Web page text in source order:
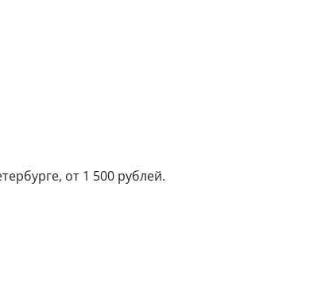
от 1 500 рублей.